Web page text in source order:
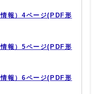
報）4ページ(PDF形
報）5ページ(PDF形
報）6ページ(PDF形